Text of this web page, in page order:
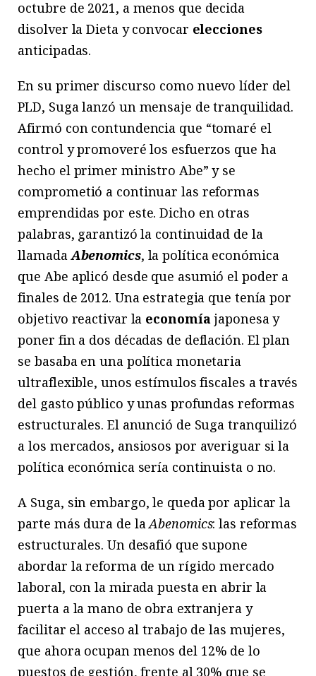
octubre de 2021, a menos que decida
disolver la Dieta y convocar elecciones
anticipadas.
En su primer discurso como nuevo líder del
PLD, Suga lanzó un mensaje de tranquilidad.
Afirmó con contundencia que “tomaré el
control y promoveré los esfuerzos que ha
hecho el primer ministro Abe” y se
comprometió a continuar las reformas
emprendidas por este. Dicho en otras
palabras, garantizó la continuidad de la
llamadaAbenomics, la política económica
que Abe aplicó desde que asumió el poder a
finales de 2012. Una estrategia que tenía por
objetivo reactivar la economíajaponesa y
poner fin a dos décadas de deflación. El plan
se basaba en una política monetaria
ultraflexible, unos estímulos fiscales a través
del gasto público y unas profundas reformas
estructurales. El anunció de Suga tranquilizó
a los mercados, ansiosos por averiguar si la
política económica sería continuista o no.
A Suga, sin embargo, le queda por aplicar la
parte más dura de laAbenomics: las reformas
estructurales. Un desafió que supone
abordar la reforma de un rígido mercado
laboral, con la mirada puesta en abrir la
puerta a la mano de obra extranjera y
facilitar el acceso al trabajo de las mujeres,
que ahora ocupan menos del 12% de lo
puestos de gestión, frente al 30% que se